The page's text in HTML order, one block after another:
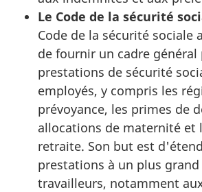
Le Code de la sécurité
Code de la sécurité sociale
de fournir un cadre général
prestations de sécurité
employés, y compris les
prévoyance, les primes de
allocations de maternité et
retraite. Son but est
prestations à un plus
travailleurs, notamment